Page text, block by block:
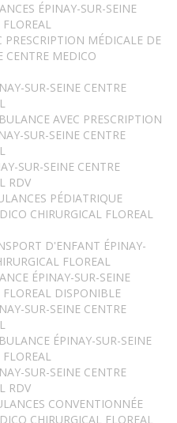
ÉPINAY-SUR-SEINE
MÉDICALE DE
CENTRE MEDICO
SUR-SEINE CENTRE
AVEC PRESCRIPTION
SUR-SEINE CENTRE
SUR-SEINE CENTRE
RDV
PÉDIATRIQUE
CHIRURGICAL FLOREAL
D'ENFANT ÉPINAY-
FLOREAL
ÉPINAY-SUR-SEINE
DISPONIBLE
SUR-SEINE CENTRE
ÉPINAY-SUR-SEINE
SUR-SEINE CENTRE
RDV
CONVENTIONNÉE
CHIRURGICAL FLOREAL